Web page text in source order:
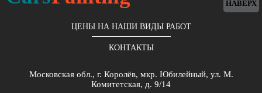
ЦЕНЫ НА НАШИ ВИДЫ РАБОТ
КОНТАКТЫ
Московская обл., г. Королёв, мкр. Юбилейный, ул. М.
Комитетская, д. 9/14
НАВЕРХ